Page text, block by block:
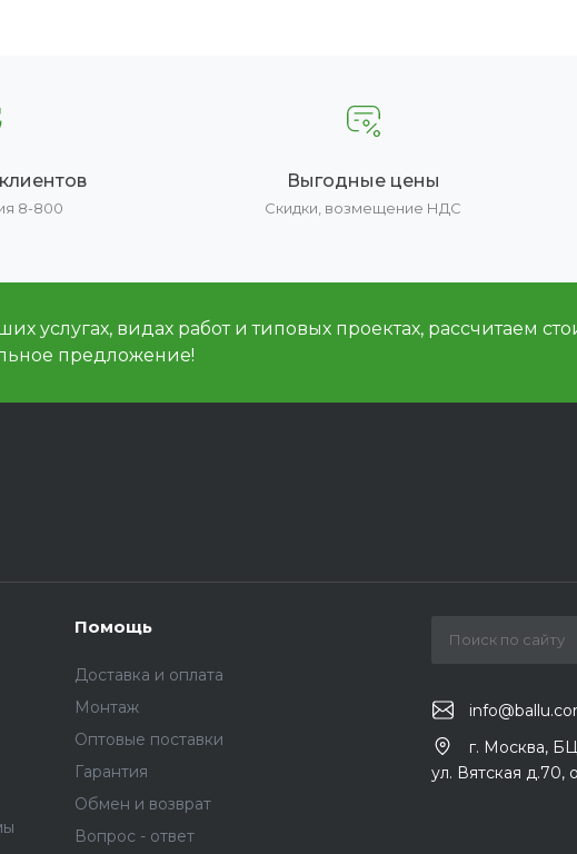
8-800
Выгодные цены
Скидки, возмещение НДС
услугах, видах работ и типовых проектах, рассчитаем
предложение!
Помощь
Доставка и оплата
Монтаж
Оптовые поставки
Гарантия
Обмен и возврат
Вопрос - ответ
г. Москва,
ул. Вятская д.70,